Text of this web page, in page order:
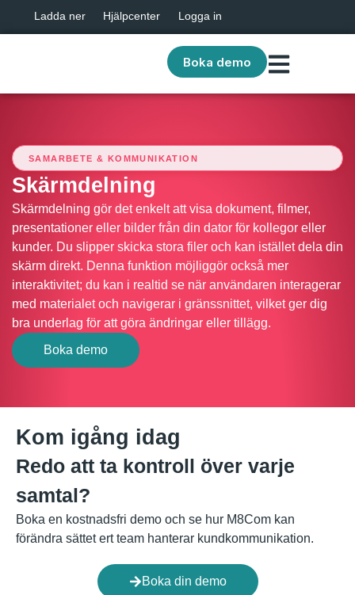
Ladda ner Hjälpcenter Logga in
Boka demo
SAMARBETE & KOMMUNIKATION
Skärmdelning
Skärmdelning gör det enkelt att visa dokument, filmer,
presentationer eller bilder från din dator för kollegor eller
kunder. Du slipper skicka stora filer och kan istället dela din
skärm direkt. Denna funktion möjliggör också mer
interaktivitet; du kan i realtid se när användaren interagerar
med materialet och navigerar i gränssnittet, vilket ger dig
bra underlag för att göra ändringar eller tillägg.
Boka demo
Kom igång idag
Redo att ta kontroll över varje
samtal?
Boka en kostnadsfri demo och se hur M8Com kan
förändra sättet ert team hanterar kundkommunikation.
Boka din demo